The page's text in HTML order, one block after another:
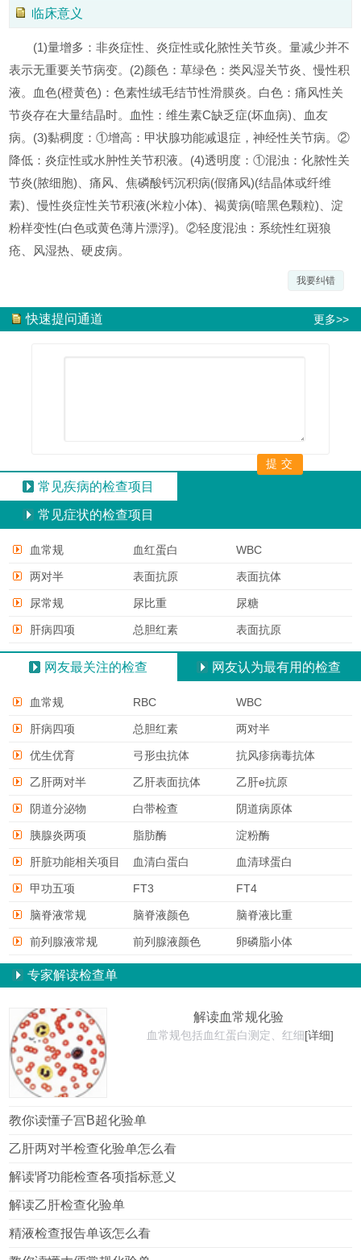
临床意义
(1)量增多：非炎症性、炎症性或化脓性关节炎。量减少并不
表示无重要关节病变。(2)颜色：草绿色：类风湿关节炎、慢性积
液。血色(橙黄色)：色素性绒毛结节性滑膜炎。白色：痛风性关
节炎存在大量结晶时。血性：维生素C缺乏症(坏血病)、血友
病。(3)黏稠度：①增高：甲状腺功能减退症，神经性关节病。②
降低：炎症性或水肿性关节积液。(4)透明度：①混浊：化脓性关
节炎(脓细胞)、痛风、焦磷酸钙沉积病(假痛风)(结晶体或纤维
素)、慢性炎症性关节积液(米粒小体)、褐黄病(暗黑色颗粒)、淀
粉样变性(白色或黄色薄片漂浮)。②轻度混浊：系统性红斑狼
疮、风湿热、硬皮病。
我要纠错
快速提问通道 更多>>
常见疾病的检查项目
常见症状的检查项目
血常规 血红蛋白 WBC
两对半 表面抗原 表面抗体
尿常规 尿比重 尿糖
肝病四项 总胆红素 表面抗原
网友最关注的检查 网友认为最有用的检查
血常规 RBC WBC
肝病四项 总胆红素 两对半
优生优育 弓形虫抗体 抗风疹病毒抗体
乙肝两对半 乙肝表面抗体 乙肝e抗原
阴道分泌物 白带检查 阴道病原体
胰腺炎两项 脂肪酶 淀粉酶
肝脏功能相关项目 血清白蛋白 血清球蛋白
甲功五项 FT3 FT4
脑脊液常规 脑脊液颜色 脑脊液比重
前列腺液常规 前列腺液颜色 卵磷脂小体
专家解读检查单
解读血常规化验
血常规包括血红蛋白测定、红细[详细]
教你读懂子宫B超化验单
乙肝两对半检查化验单怎么看
解读肾功能检查各项指标意义
解读乙肝检查化验单
精液检查报告单该怎么看